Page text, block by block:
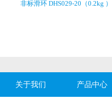
非标滑环 DHS029-20（0.2kg ）
关于我们 产品中心